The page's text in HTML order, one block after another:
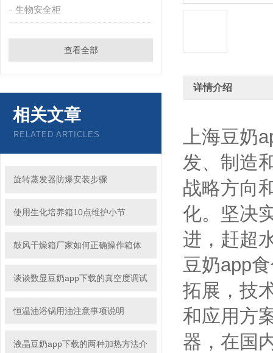
生物安全柜
查看全部
相关文章
RELATED ARTICLES
旋转蒸发器防爆安装步骤
使用生化培养箱10点维护小节
鼓风干燥箱厂家如何正确操作箱体
谈谈数显豆奶app下载的真空度调试
恒温油浴锅用油注意事项说明
液晶豆奶app下载的两种加热方法介
详情介绍
上海豆奶
发、制
战略方向和
化。坚
进，赶
豆奶app食
拓展，
和应用方
器，在